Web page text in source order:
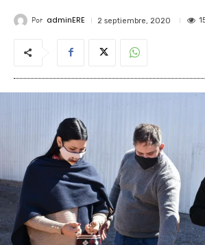
Por adminERE 2 septiembre, 2020